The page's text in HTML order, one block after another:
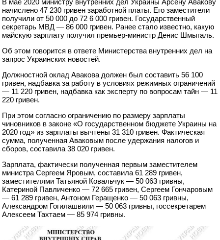
В мае 2020 министру внутренних дел Украины Арсену Авакову
начислено 47 230 гривен заработной платы. Его заместители
получили от 50 000 до 72 6 000 гривен. Государственный
секретарь МВД — 86 000 гривен. Ранее стало известно, какую
майскую зарплату получил премьер-министр Денис Шмыгаль.
Об этом говорится в ответе Министерства внутренних дел на
запрос Украинских новостей.
Должностной оклад Авакова должен был составить 56 100
гривен, надбавка за работу в условиях режимных ограничений
— 11 220 гривен, надбавка как эксперту по вопросам тайн — 11
220 гривен.
При этом согласно ограничению по размеру зарплаты
чиновников в законе «О государственном бюджете Украины на
2020 год» из зарплаты вычтены 31 310 гривен. Фактическая
сумма, полученная Аваковым после удержания налогов и
сборов, составила 38 020 гривен.
Зарплата, фактически полученная первым заместителем
министра Сергеем Яровым, составила 61 289 гривен,
заместителями Татьяной Ковальчук — 50 063 гривны,
Катериной Павличенко — 72 665 гривен, Сергеем Гончаровым
— 61 289 гривен, Антоном Геращенко — 50 063 гривны,
Александром Гогилашвили — 50 063 гривны, госсекретарем
Алексеем Тахтаем — 85 974 гривны.